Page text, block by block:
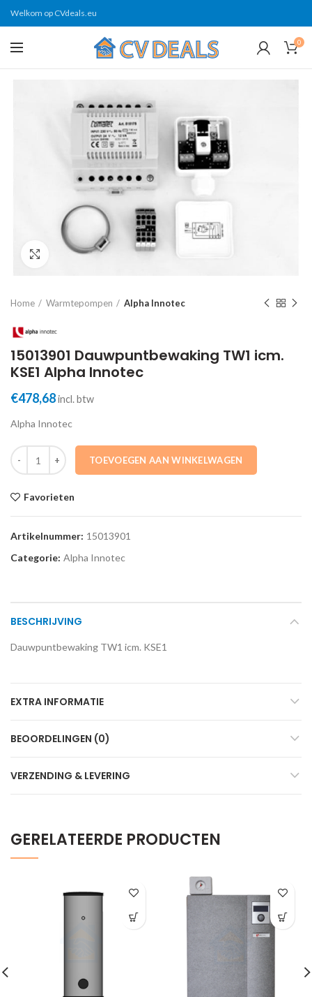
Welkom op CVdeals.eu
0
Click to enlarge
Home Warmtepompen Alpha Innotec
15013901 Dauwpuntbewaking TW1 icm.
KSE1 Alpha Innotec
€478,68incl. btw
Alpha Innotec
15013901 Dauwpuntbewaking TW1 icm. KSE1 Alpha Innotec aantal
TOEVOEGEN AAN WINKELWAGEN
Favorieten
Artikelnummer: 15013901
Categorie: Alpha Innotec
BESCHRIJVING
Dauwpuntbewaking TW1 icm. KSE1
EXTRA INFORMATIE
BEOORDELINGEN (0)
VERZENDING & LEVERING
GERELATEERDE PRODUCTEN